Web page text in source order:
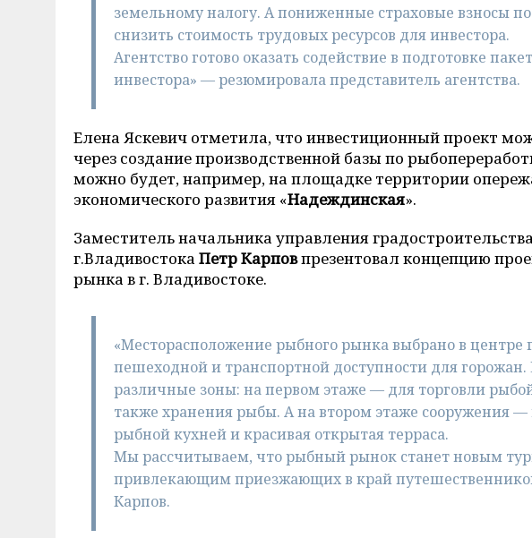
земельному налогу. А пониженные страховые взносы
снизить стоимость трудовых ресурсов для инвестора.
Агентство готово оказать содействие в подготовке
инвестора» — резюмировала представитель агентства.
Елена Яскевич отметила, что инвестиционный проект
через создание производственной базы по
можно будет, например, на площадке территории
экономического развития «Надеждинская».
Заместитель начальника управления
г.Владивостока Петр Карповпрезентовал концепцию
рынка в г. Владивостоке.
«Месторасположение рыбного рынка выбрано в центре
пешеходной и транспортной доступности для
различные зоны: на первом этаже — для торговли
также хранения рыбы. А на втором этаже сооружения —
рыбной кухней и красивая открытая терраса.
Мы рассчитываем, что рыбный рынок станет новым
привлекающим приезжающих в край
Карпов.